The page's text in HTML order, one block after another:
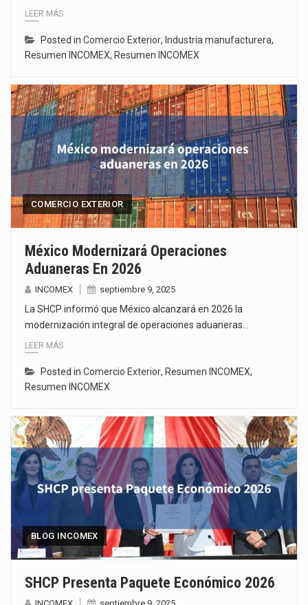
LEER MÁS
Posted in Comercio Exterior, Industria manufacturera,
Resumen INCOMEX, Resumen INCOMEX
COMERCIO EXTERIOR
México Modernizará Operaciones
Aduaneras En 2026
INCOMEX septiembre 9, 2025
La SHCP informó que México alcanzará en 2026 la
modernización integral de operaciones aduaneras…
LEER MÁS
Posted in Comercio Exterior, Resumen INCOMEX,
Resumen INCOMEX
BLOG INCOMEX
SHCP Presenta Paquete Económico 2026